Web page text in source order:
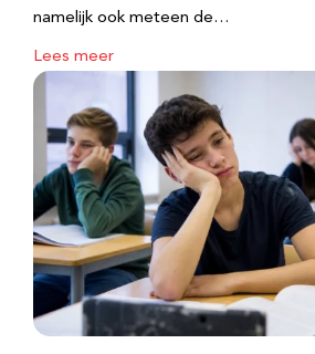
namelijk ook meteen de…
Lees meer